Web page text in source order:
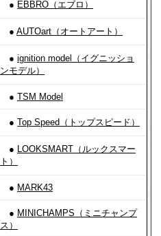
● EBBRO（エブロ）
● AUTOart（オートアート）
● ignition model（イグニッショ
ンモデル）
● TSM Model
● Top Speed（トップスピード）
● LOOKSMART（ルックスマー
ト）
● MARK43
● MINICHAMPS（ミニチャンプ
ス）